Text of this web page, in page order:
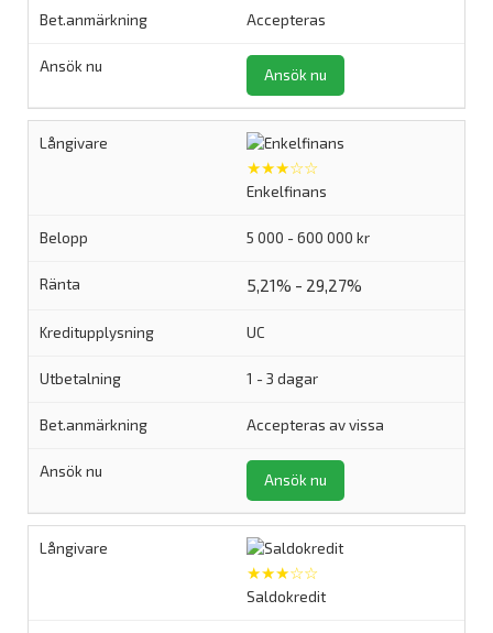
Accepteras
Ansök nu
★★★☆☆
Enkelfinans
5 000 - 600 000 kr
5,21% - 29,27%
UC
1 - 3 dagar
Accepteras av vissa
Ansök nu
★★★☆☆
Saldokredit